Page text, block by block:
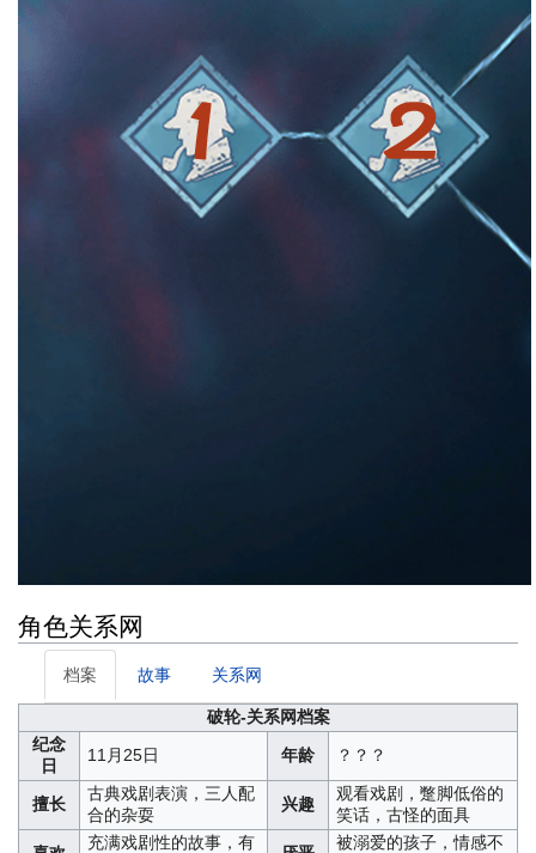
角色关系网
档案 故事 关系网
破轮-关系网档案
纪念
日
11月25日 年龄 ？？？
擅长
古典戏剧表演，三人配
合的杂耍
兴趣
观看戏剧，蹩脚低俗的
笑话，古怪的面具
充满戏剧性的故事，有
被溺爱的孩子，情感不